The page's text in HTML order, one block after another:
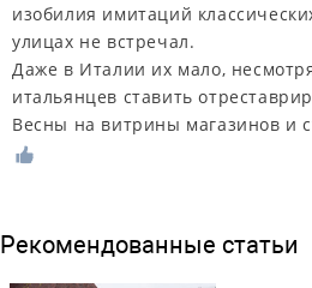
изобилия имитаций
улицах не встречал.
Даже в Италии их мало,
итальянцев ставить
Весны на витрины магазинов и
Рекомендованные статьи